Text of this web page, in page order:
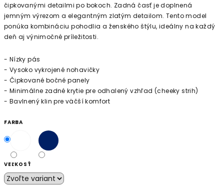
čipkovanými detailmi po bokoch. Zadná časť je doplnená
jemným výrezom a elegantným zlatým detailom. Tento model
ponúka kombináciu pohodlia a ženského štýlu, ideálny na každý
deň aj výnimočné príležitosti.
- Nízky pás
- Vysoko vykrojené nohavičky
- Čipkované bočné panely
- Minimálne zadné krytie pre odhalený vzhľad (cheeky strih)
- Bavlnený klin pre väčší komfort
FARBA
VEĽKOSŤ